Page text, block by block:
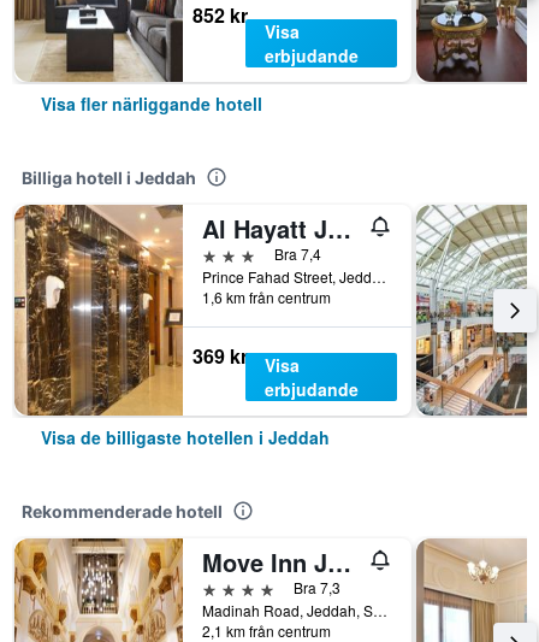
852 kr
Visa
erbjudande
Visa fler närliggande hotell
Billiga hotell i Jeddah
Al Hayatt Jeddah Hotel
3 stjärnorBra 7,4
Prince Fahad Street, Jeddah, Saudiarabien
1,6 km från centrum
369 kr
Visa
erbjudande
Visa de billigaste hotellen i Jeddah
Rekommenderade hotell
Move Inn Jeddah Hotel
4 stjärnor
Bra 7,3
Madinah Road, Jeddah, Saudiarabien
2,1 km från centrum